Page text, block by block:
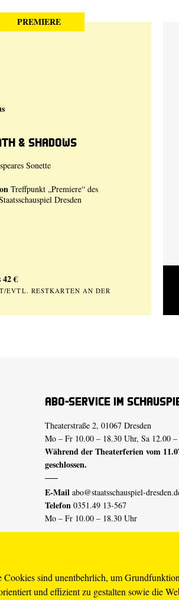
sind unentbehrlich, um
und effizient zu gestalten sowie die
PREMIERE
& Shadows
Sonette
Treffpunkt „Premiere“ des
Dresden
42 €
EVTL. RESTKARTEN AN DER
Abo-Service im
Theaterstraße 2, 01067 Dresden
Mo – Fr 10.00 – 18.30 Uhr, Sa 12.00
Während der Theaterferien vom
geschlossen.
E-Mail abo@staatsschauspiel-
Telefon 0351.49 13-567
Mo – Fr 10.00 – 18.30 Uhr
Erklärung Barrierefreiheit